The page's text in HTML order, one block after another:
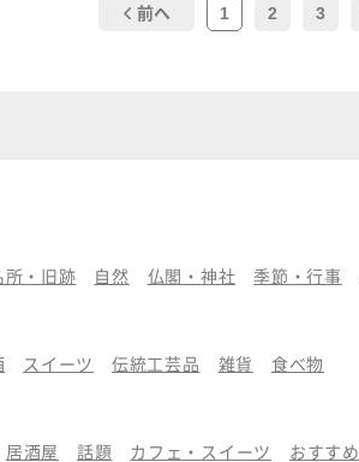
前へ 1 2 3
所・旧跡 自然 仏閣・神社 季節・行事
スイーツ 伝統工芸品 雑貨 食べ物
居酒屋 話題 カフェ・スイーツ おすすめ